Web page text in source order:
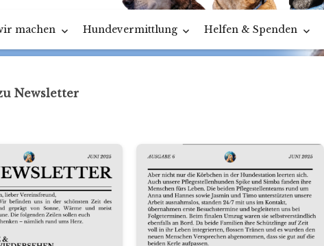
machen Hundevermittlung Helfen & Spenden
Newsletter